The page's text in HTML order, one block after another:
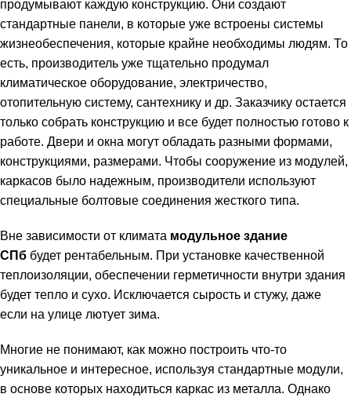
продумывают каждую конструкцию. Они создают
стандартные панели, в которые уже встроены системы
жизнеобеспечения, которые крайне необходимы людям. То
есть, производитель уже тщательно продумал
климатическое оборудование, электричество,
отопительную систему, сантехнику и др. Заказчику остается
только собрать конструкцию и все будет полностью готово к
работе. Двери и окна могут обладать разными формами,
конструкциями, размерами. Чтобы сооружение из модулей,
каркасов было надежным, производители используют
специальные болтовые соединения жесткого типа.
Вне зависимости от климата модульное здание
СПб будет рентабельным. При установке качественной
теплоизоляции, обеспечении герметичности внутри здания
будет тепло и сухо. Исключается сырость и стужу, даже
если на улице лютует зима.
Многие не понимают, как можно построить что-то
уникальное и интересное, используя стандартные модули,
в основе которых находиться каркас из металла. Однако